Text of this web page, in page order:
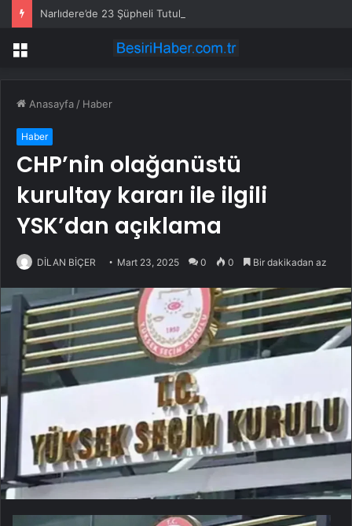
Narlıdere’de 23 Şüpheli Tutuklandı
Menü
Anasayfa / Haber
Haber
CHP’nin olağanüstü
kurultay kararı ile ilgili
YSK’dan açıklama
DİLAN BİÇER Mart 23, 2025 0 0 Bir dakikadan az